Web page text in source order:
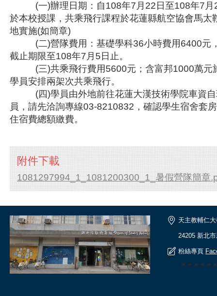
(一)辦理日期：自108年7月22日至108年7月
於本校授課，共乘飛行課程於花蓮縣航空協會馬太
地實施(如簡章)
(二)營隊費用：基礎學科36小時費用6400元
截止期限至108年7月5日止。
(三)共乘飛行費用5600元；含富邦1000萬元
學員安排兩架次共乘飛行。
(四)學員由外地前往花蓮大漢技術學院車資自
員，請先洽詢專線03-8210832，確認學生宿舍套
住宿費總額繳費。
附件下載
1081297994_1_1081200300_1_暑假營隊簡章
天主教輔仁
24205 新北
粉絲專頁